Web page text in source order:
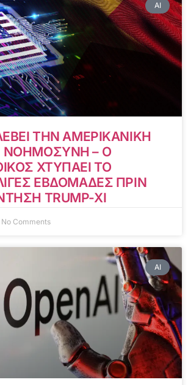
AI
ΤΗΝ ΑΜΕΡΙΚΑΝΙΚΗ
ΝΟΗΜΟΣΥΝΗ – Ο
ΧΤΥΠΑΕΙ ΤΟ
ΕΒΔΟΜΑΔΕΣ ΠΡΙΝ
TRUMP-XI
No Comments
AI